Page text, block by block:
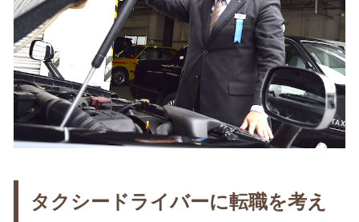
タクシードライバーに転職を考え